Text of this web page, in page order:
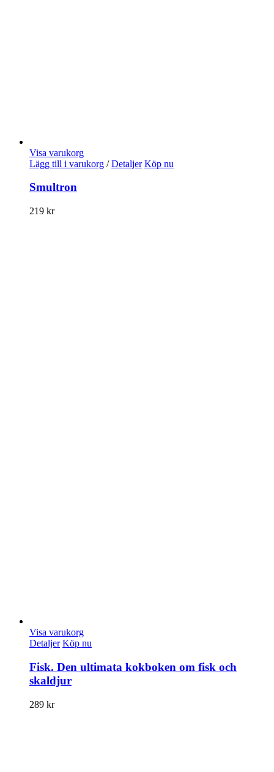
Visa varukorg
Lägg till i varukorg / Detaljer Köp nu
Smultron
219 kr
Visa varukorg
Detaljer Köp nu
Fisk. Den ultimata kokboken om fisk och
skaldjur
289 kr